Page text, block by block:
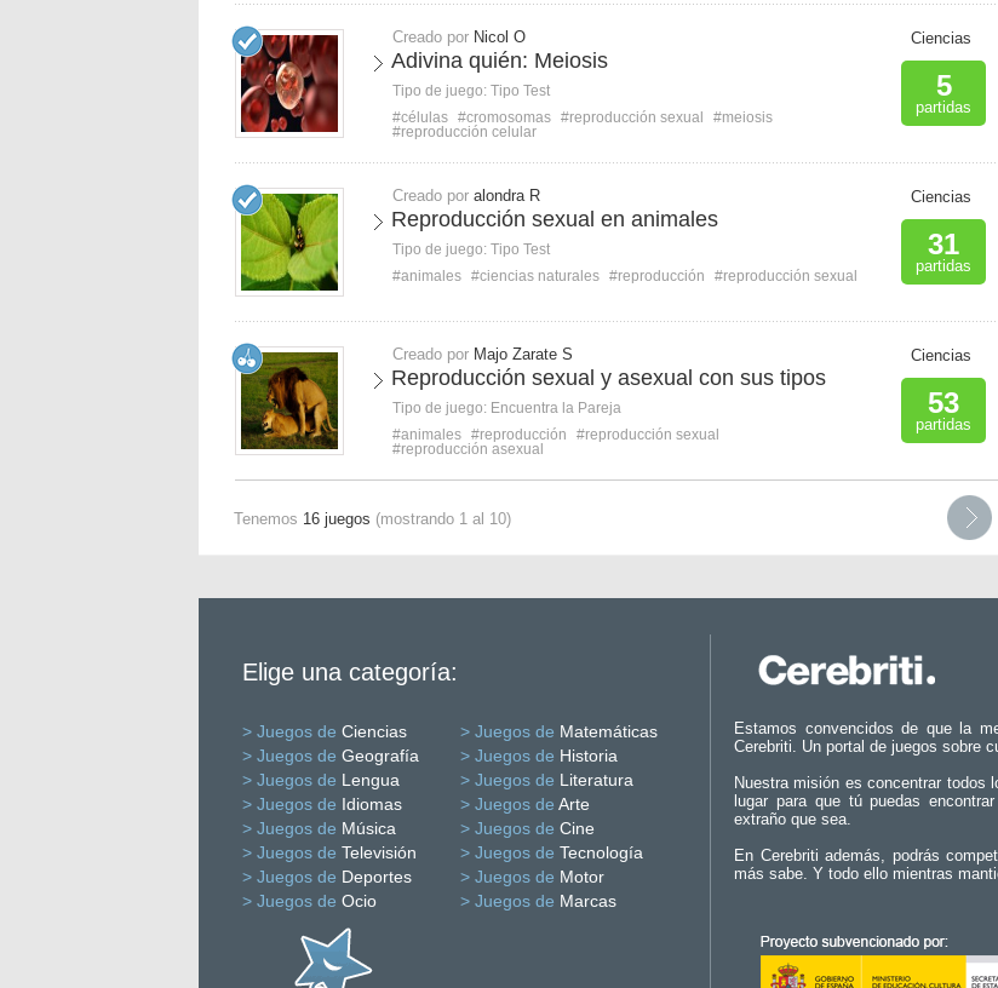
Creado por Nicol O
Adivina quién: Meiosis
Tipo de juego: Tipo Test
#células #cromosomas #reproducción sexual
#meiosis
#reproducción celular
Ciencias
5
partidas
Creado por alondra R
Reproducción sexual en animales
Tipo de juego: Tipo Test
#animales #ciencias naturales #reproducción #reproducción sexual
Ciencias
31
partidas
Creado por Majo Zarate S
Reproducción sexual y asexual con sus tipos
Tipo de juego: Encuentra la Pareja
#animales #reproducción
#reproducción sexual
#reproducción asexual
Ciencias
53
partidas
Tenemos 16 juegos (mostrando 1 al 10)
Elige una categoría:
> Juegos de Ciencias > Juegos de Matemáticas
> Juegos de Geografía > Juegos de Historia
> Juegos de Lengua > Juegos de Literatura
> Juegos de Idiomas > Juegos de Arte
> Juegos de Música > Juegos de Cine
> Juegos de Televisión > Juegos de Tecnología
> Juegos de Deportes > Juegos de Motor
> Juegos de Ocio > Juegos de Marcas
Estamos convencidos de que la
Cerebriti. Un portal de juegos sobre
Nuestra misión es concentrar todos
lugar para que tú puedas
extraño que sea.
En Cerebriti además, podrás
más sabe. Y todo ello mientras